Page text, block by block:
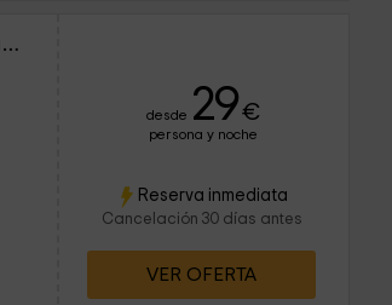
Apartamentos Las Caldas- Apto. Las Caldas Golf
desde 29€
persona y noche
Reserva inmediata
Cancelación 30 días antes
VER OFERTA